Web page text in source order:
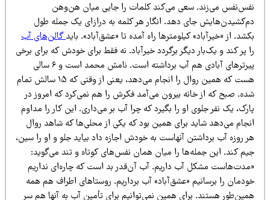
می‌زند. سعی می‌کند کلمات را جایی میان هن‌وهن
جای دهد. انگار هر کلمه به درازای یک جمله طول
از «خیرآباد» کیلومترها راه آمده تا «عشق‌آباد». بایدگالن‌های آب
پر کند و یک‌بار دیگر برگردد خیرآباد. نه فقط برای خودش که برای برخی
پیرترهای آبادی هم آب برداشته است. نامش محمد است و ۶ سالی
هست که همین روال را انجام می‌دهد، یعنی از وقتی که ۱۵ سالش تمام
صبح که از خانه بیرون می‌آمد فکرش را هم نمی‌کرد که امروز در
یک نفر جلوی او را بگیرد که چرا آب بر می‌داری. این کار را مداوم
می‌دهد شاید برای همین بود که یکی از محلی‌ها که شاهد روال
روزه آب برداشتن آنهاست به خودش اجازه داد بیاید جلو و او را سین،
کند. این جمله‌ها را میان همان نفس‌های کوتاه و تند می‌گوید:
مشکل آب داریم. آب آن‌قدر بد است که چاره‌ای نداریم
را برسانیم «عشق‌آباد» آب برداریم. روستاهای اطراف هم همه
هستند. برای همین نمی‌توانیم برای تأمین آب به آنها هم سر